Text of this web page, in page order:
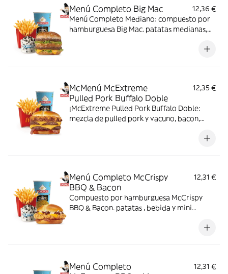
Menú Completo Big Mac
12,36 €
Menú Completo Mediano: compuesto por
hamburguesa Big Mac. patatas medianas,
McMenú McExtreme
Pulled Pork Buffalo Doble
12,35 €
¡McExtreme Pulled Pork Buffalo Doble:
mezcla de pulled pork y vacuno, bacon,
Menú Completo McCrispy
BBQ & Bacon
12,31 €
Compuesto por hamburguesa McCrispy
BBQ & Bacon. patatas , bebida y mini
Menú Completo
12,31 €